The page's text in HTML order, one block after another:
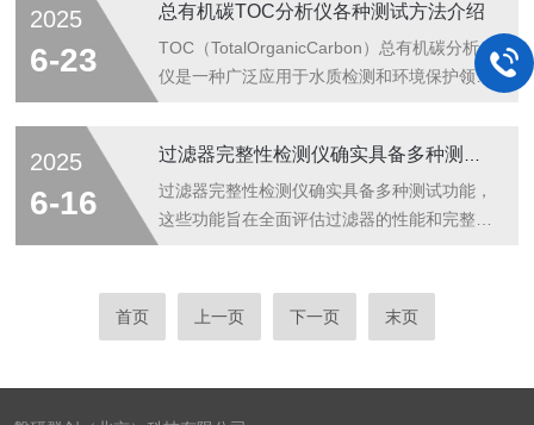
期检查电路、接线和继电器，避免因接触不良
或老化导致误判。2.关键部件维护-气路系
统：清洁或更换过滤器、电磁阀和气管，防
TOC分析仪的关键氧化部件，传统更换需专
业人员操作，耗时较长且易损坏灯管接口。快
换式设计采用卡扣式或旋转锁紧结构，用户无
护停机时间减少80%，直接节省人工成本超
10万元。长寿命灯管与寿命预测技术配备高
强度紫外灯管（如Hanovia“SuperT...
2025
6-23
总有机碳TOC分析仪各种测试方法介绍
TOC（TotalOrganicCarbon）总有机碳分析
仪是一种广泛应用于水质检测和环境保护领域
及工业过程控制提供可靠数据支持。测量原
理：TOC总有机碳分析仪基于高温氧化技
术，通过将水样中的有机碳在高温下氧化为二
泛适用性，能够测量各种类型的水样，包括自
2025
6-16
过滤器完整性检测仪确实具备多种测试功能，
这些功能旨在全面评估过滤器的性能和完整
基于液体在过滤膜孔口取代气体并形成气泡的
成第一个气泡，此时的压力即为泡点压力。例
如，对于亲水性过滤膜，使用润湿液（如水或
首页 上一页 下一页 末页